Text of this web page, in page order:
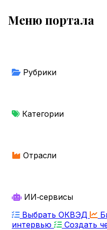
Меню портала
Рубрики
Категории
Отрасли
ИИ‑сервисы
Выбрать ОКВЭД
интервью
Создать